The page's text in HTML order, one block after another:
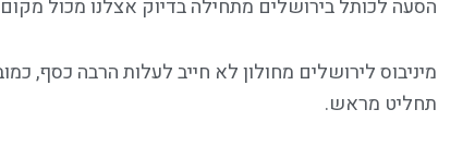
הסעה לכותל בירושלים מתחילה בדיוק אצלנו מכול
מיניבוס לירושלים מחולון לא חייב לעלות הרבה כסף,
תחליט מראש.